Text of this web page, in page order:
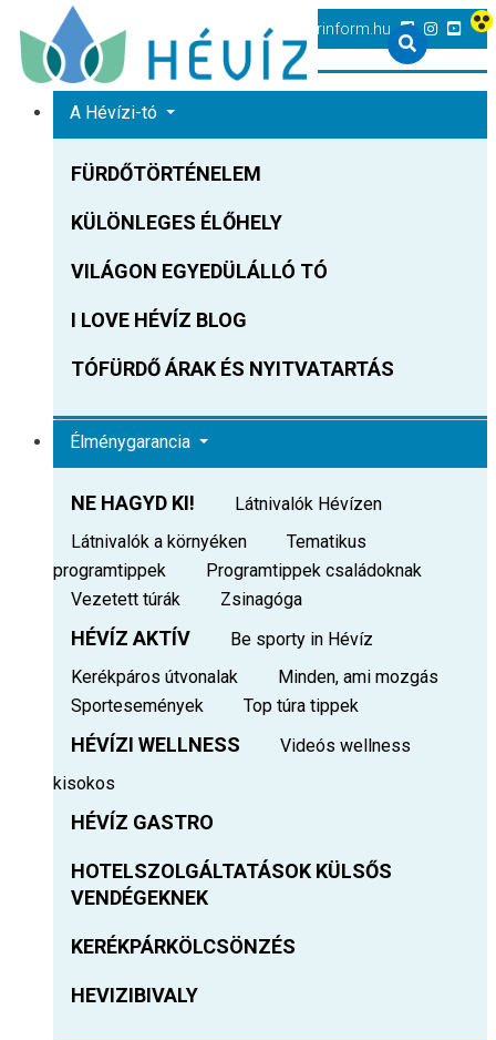
+36 83 540 131 heviz@tourinform.hu
A Hévízi-tó
FÜRDŐTÖRTÉNELEM
KÜLÖNLEGES ÉLŐHELY
VILÁGON EGYEDÜLÁLLÓ TÓ
I LOVE HÉVÍZ BLOG
TÓFÜRDŐ ÁRAK ÉS NYITVATARTÁS
Élménygarancia
NE HAGYD KI!
Látnivalók Hévízen
Látnivalók a környéken
Tematikus
programtippek
Programtippek családoknak
Vezetett túrák
Zsinagóga
HÉVÍZ AKTÍV
Be sporty in Hévíz
Kerékpáros útvonalak
Minden, ami mozgás
Sportesemények
Top túra tippek
HÉVÍZI WELLNESS
Videós wellness
kisokos
HÉVÍZ GASTRO
HOTELSZOLGÁLTATÁSOK KÜLSŐS
VENDÉGEKNEK
KERÉKPÁRKÖLCSÖNZÉS
HEVIZIBIVALY